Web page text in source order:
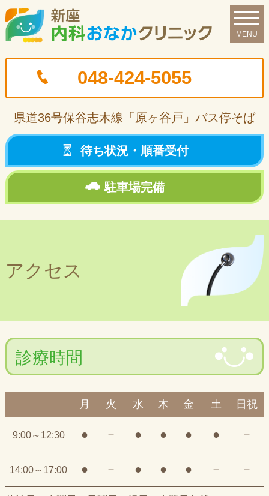
待ち状況・ 順番受付
駐車場完備
048-424-5055
県道36号保谷志木線 「原ヶ谷戸」バス停そば
アクセス
診療時間
月 火 水 木 金 土 日祝
9:00～12:30 ● － ● ● ● ● －
14:00～17:00 ● － ● ● ● － －